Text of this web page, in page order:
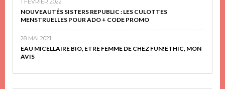
NOUVEAUTÉS SISTERS REPUBLIC : LES CULOTTES
MENSTRUELLES POUR ADO + CODE PROMO
28 MAI 2021
EAU MICELLAIRE BIO, ÊTRE FEMME DE CHEZ FUN!ETHIC, MON
AVIS